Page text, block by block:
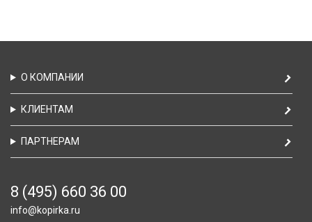
О КОМПАНИИ
КЛИЕНТАМ
ПАРТНЕРАМ
8 (495) 660 36 00
info@kopirka.ru